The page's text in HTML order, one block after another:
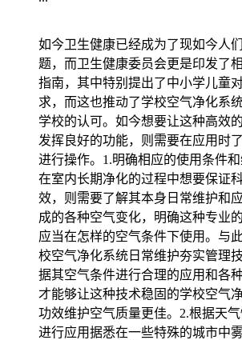
如今卫生健康已经成为了现如今人
题，而卫生健康委员会更是印发了
指南，其中特别提出了中小学儿童
求，而这也推动了学校空气净化系
学校的认可。如今想要让这种高效
发挥良好的功能，则需要在应用时
进行操作。1.明确相应的使用条件
在室内长期净化的过程中想要保证
效，则需要了解其本身日常维护和
成的各种空气变化，明确这种专业
应当在怎样的空气条件下使用。与
校空气净化系统日常维护夯实管理
据其空气条件进行合理的应用和各
才能够让这种技术稳固的学校空气
功效维护空气质量更佳。2.根据天
进行应用据悉在一些特殊的城市中